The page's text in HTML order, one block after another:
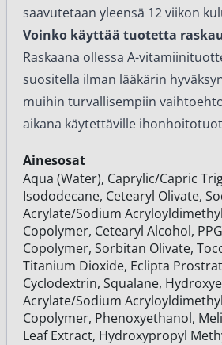
saavutetaan yleensä 12 viikon
Voinko käyttää tuotetta
Raskaana ollessa A-
suositella ilman lääkärin
muihin turvallisempiin
aikana käytettäville
Ainesosat
Aqua (Water), Caprylic/Capric
Isododecane, Cetearyl Olivate,
Acrylate/Sodium
Copolymer, Cetearyl Alcohol,
Copolymer, Sorbitan Olivate,
Titanium Dioxide, Eclipta
Cyclodextrin, Squalane,
Acrylate/Sodium
Copolymer, Phenoxyethanol,
Leaf Extract, Hydroxypropyl